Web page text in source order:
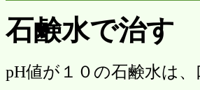
石鹸水で治す
pH値が１０の石鹸水は